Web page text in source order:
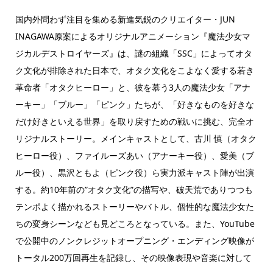
国内外問わず注目を集める新進気鋭のクリエイター・JUN
INAGAWA原案によるオリジナルアニメーション『魔法少女マ
ジカルデストロイヤーズ』は、謎の組織「SSC」によってオタ
ク文化が排除された日本で、オタク文化をこよなく愛する若き
革命者「オタクヒーロー」と、彼を慕う3人の魔法少女「アナ
ーキー」「ブルー」「ピンク」たちが、「好きなものを好きな
だけ好きといえる世界」を取り戻すための戦いに挑む、完全オ
リジナルストーリー。メインキャストとして、古川 慎（オタク
ヒーロー役）、ファイルーズあい（アナーキー役）、愛美（ブ
ルー役）、黒沢ともよ（ピンク役）ら実力派キャスト陣が出演
する。約10年前の”オタク文化”の描写や、破天荒でありつつも
テンポよく描かれるストーリーやバトル、個性的な魔法少女た
ちの変身シーンなども見どころとなっている。また、YouTube
で公開中のノンクレジットオープニング・エンディング映像が
トータル200万回再生を記録し、その映像表現や音楽に対して